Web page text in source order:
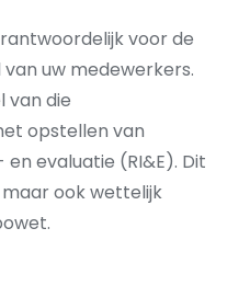
voor de
uw medewerkers.
van die
opstellen van
evaluatie (RI&E). Dit
ook wettelijk